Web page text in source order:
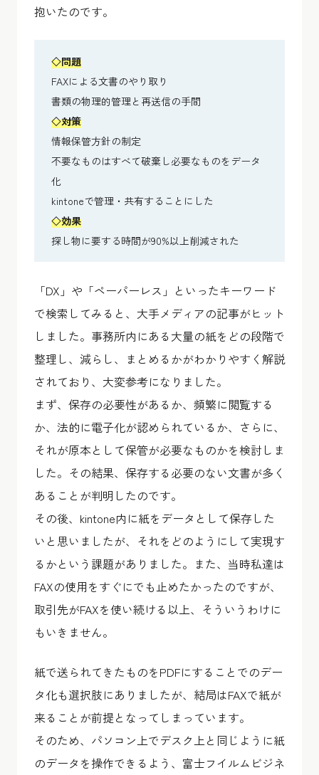
抱いたのです。
◇問題
FAXによる文書のやり取り
書類の物理的管理と再送信の手間
◇対策
情報保管方針の制定
不要なものはすべて破棄し必要なものをデータ
化
kintoneで管理・共有することにした
◇効果
探し物に要する時間が90%以上削減された
「DX」や「ペーパーレス」といったキーワード
で検索してみると、大手メディアの記事がヒット
しました。事務所内にある大量の紙をどの段階で
整理し、減らし、まとめるかがわかりやすく解説
されており、大変参考になりました。
まず、保存の必要性があるか、頻繁に閲覧する
か、法的に電子化が認められているか、さらに、
それが原本として保管が必要なものかを検討しま
した。その結果、保存する必要のない文書が多く
あることが判明したのです。
その後、kintone内に紙をデータとして保存した
いと思いましたが、それをどのようにして実現す
るかという課題がありました。また、当時私達は
FAXの使用をすぐにでも止めたかったのですが、
取引先がFAXを使い続ける以上、そういうわけに
もいきません。
紙で送られてきたものをPDFにすることでのデー
タ化も選択肢にありましたが、結局はFAXで紙が
来ることが前提となってしまっています。
そのため、パソコン上でデスク上と同じように紙
のデータを操作できるよう、富士フイルムビジネ